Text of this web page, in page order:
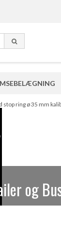
stop ring ø 35 mm
og